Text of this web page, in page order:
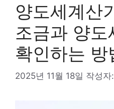
양도세계산
조금과 양도
확인하는 방
2025년 11월 18일 작성자: